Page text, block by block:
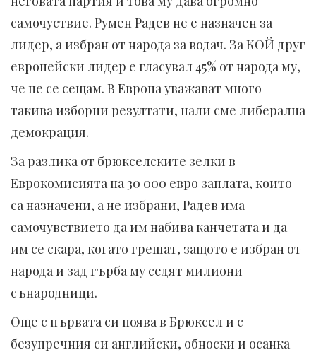
самочуствие. Румен Радев не е назначен за
лидер, а избран от народа за водач. За КОЙ друг
европейски лидер е гласувал 45% от народа му,
че не се сещам. В Европа уважават много
такива изборни резултати, нали сме либерална
демокрация.
За разлика от брюкселските зелки в
Еврокомисията на 30 000 евро заплата, които
са назначени, а не избрани, Радев има
самочувствието да им набива канчетата и да
им се скара, когато грешат, защото е избран от
народа и зад гърба му седят милиони
сънародници.
Още с първата си поява в Брюксел и с
безупречния си английски, обноски и осанка